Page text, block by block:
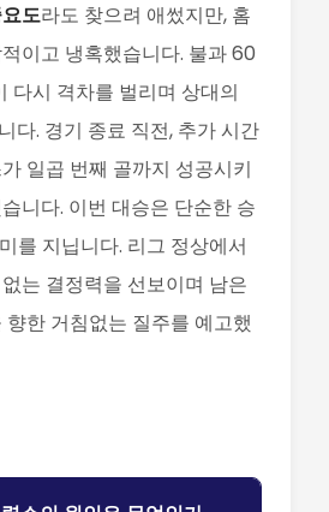
도라도 찾으려 애썼지만, 홈
이고 냉혹했습니다. 불과 60
다시 격차를 벌리며 상대의
다. 경기 종료 직전, 추가 시간
일곱 번째 골까지 성공시키
니다. 이번 대승은 단순한 승
를 지닙니다. 리그 정상에서
는 결정력을 선보이며 남은
한 거침없는 질주를 예고했